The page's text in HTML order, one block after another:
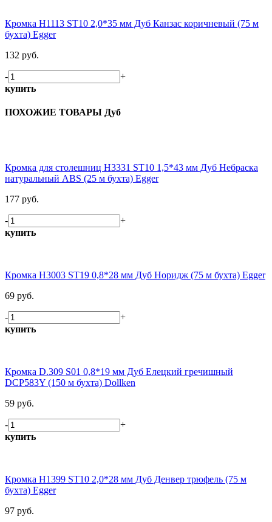
Кромка H1113 ST10 2,0*35 мм Дуб Канзас коричневый (75 м
бухта) Egger
132 руб.
-
+
купить
ПОХОЖИЕ ТОВАРЫ Дуб
Кромка для столешниц H3331 ST10 1,5*43 мм Дуб Небраска
натуральный ABS (25 м бухта) Egger
177 руб.
-
+
купить
Кромка H3003 ST19 0,8*28 мм Дуб Норидж (75 м бухта) Egger
69 руб.
-
+
купить
Кромка D.309 S01 0,8*19 мм Дуб Елецкий гречишный
DCP583Y (150 м бухта) Dollken
59 руб.
-
+
купить
Кромка H1399 ST10 2,0*28 мм Дуб Денвер трюфель (75 м
бухта) Egger
97 руб.